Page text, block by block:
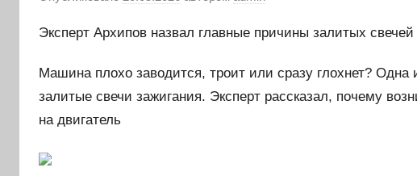
Эксперт Архипов назвал главные причины залитых
Машина плохо заводится, троит или сразу глохнет?
залитые свечи зажигания. Эксперт рассказал, почему
на двигатель